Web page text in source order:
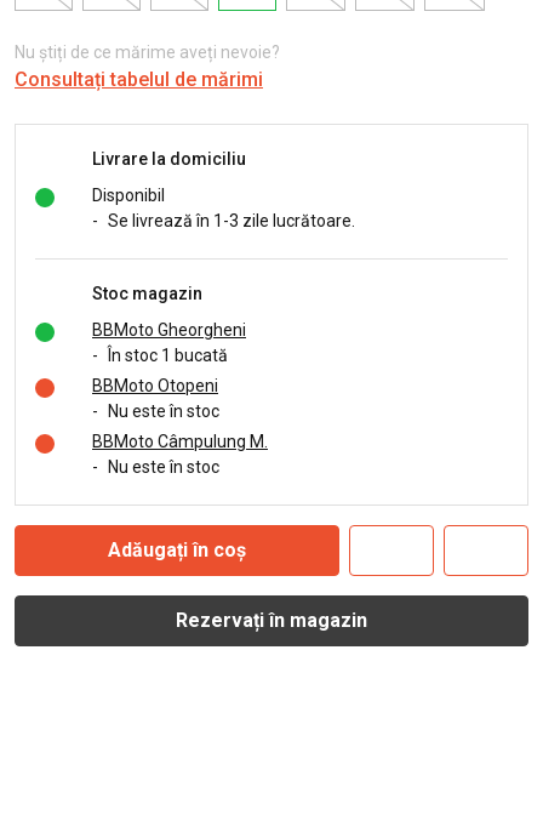
Nu știți de ce mărime aveți nevoie?
Consultați tabelul de mărimi
Livrare la domiciliu
Disponibil
- Se livrează în 1-3 zile lucrătoare.
Stoc magazin
BBMoto Gheorgheni
-
În stoc 1 bucată
BBMoto Otopeni
-
Nu este în stoc
BBMoto Câmpulung M.
-
Nu este în stoc
Adăugați în coș
Rezervați în magazin